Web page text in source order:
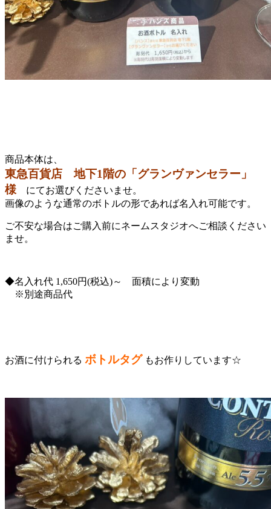
商品本体は、
東急百貨店 地下1階の「グランヴァンセラー」
様 にてお選びくださいませ。
画像のような通常のボトルの形であれば名入れ可能です。
ご不安な場合はご購入前にネームスタジオへご相談ください
ませ。
◆名入れ代 1,650円(税込)～ 面積により変動
※別途商品代
お酒に付けられる ボトルタグ もお作りしています☆